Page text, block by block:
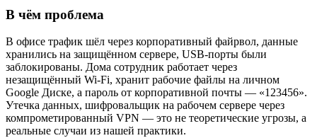
В чём проблема
В офисе трафик шёл через корпоративный файрвол, данные
хранились на защищённом сервере, USB-порты были
заблокированы. Дома сотрудник работает через
незащищённый Wi-Fi, хранит рабочие файлы на личном
Google Диске, а пароль от корпоративной почты — «123456».
Утечка данных, шифровальщик на рабочем сервере через
компрометированный VPN — это не теоретические угрозы, а
реальные случаи из нашей практики.